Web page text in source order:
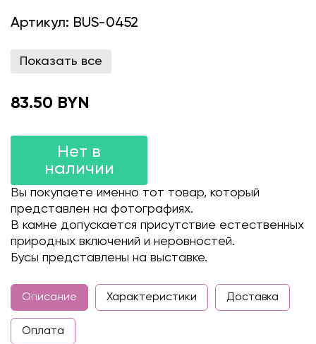
Артикул: BUS-0452
Показать все
83.50 BYN
Нет в
наличии
Вы покупаете именно тот товар, который
представлен на фотографиях.
В камне допускается присутствие естественных
природных включений и неровностей.
Бусы представлены на выставке.
Описание Характеристики Доставка
Оплата